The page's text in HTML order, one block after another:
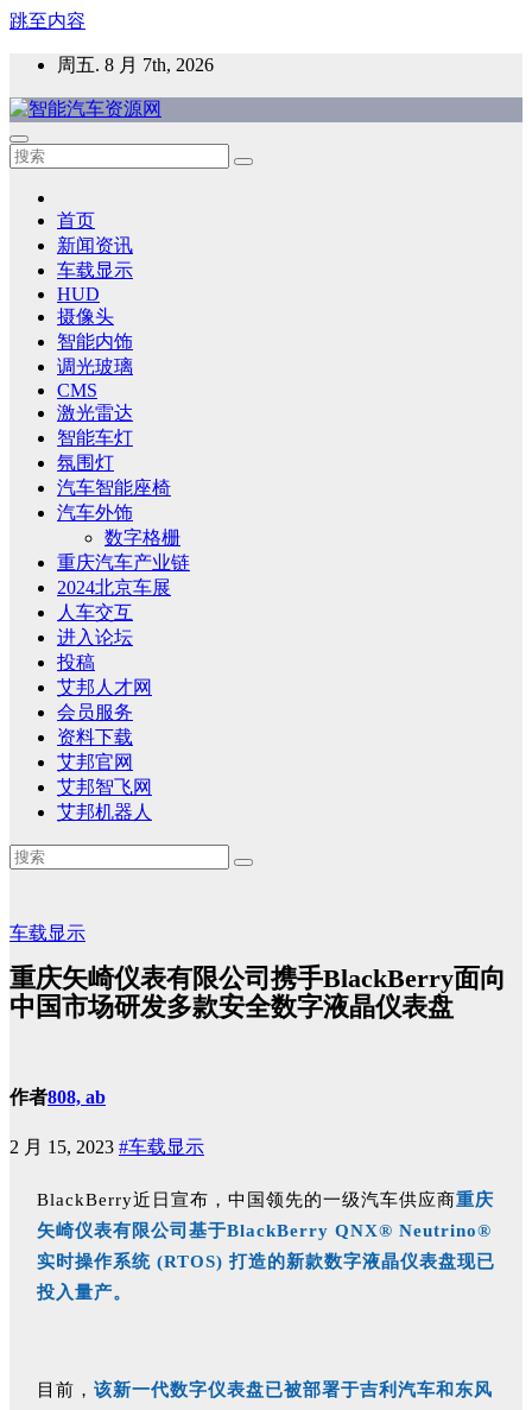
跳至内容
周五. 8 月 7th, 2026
智能汽车资源网
智能表面，智能内饰，新能源汽车，HMI，人车交互，智能车
首页
新闻资讯
车载显示
HUD
摄像头
智能内饰
调光玻璃
CMS
激光雷达
智能车灯
氛围灯
汽车智能座椅
汽车外饰
数字格栅
重庆汽车产业链
2024北京车展
人车交互
进入论坛
投稿
艾邦人才网
会员服务
资料下载
艾邦官网
艾邦智飞网
艾邦机器人
车载显示
重庆矢崎仪表有限公司携手BlackBerry面向
中国市场研发多款安全数字液晶仪表盘
作者808, ab
2 月 15, 2023 #车载显示
BlackBerry近日宣布，中国领先的一级汽车供应商重庆
矢崎仪表有限公司基于BlackBerry QNX® Neutrino®
实时操作系统 (RTOS) 打造的新款数字液晶仪表盘现已
投入量产。
目前， 该新一代数字仪表盘已被部署于吉利汽车和东风